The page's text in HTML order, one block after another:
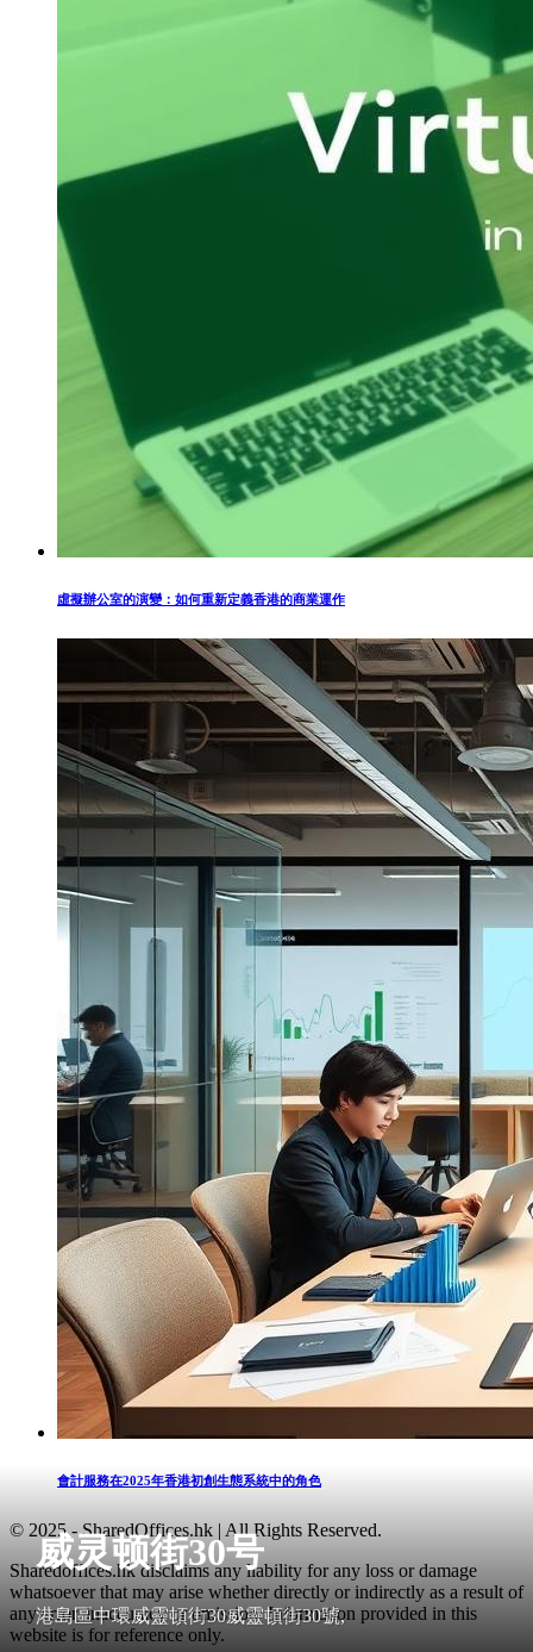
威灵顿街30号
港島區中環威靈頓街30威靈頓街30號,
虛擬辦公室的演變：如何重新定義香港的商業運作
會計服務在2025年香港初創生態系統中的角色
© 2025 - SharedOffices.hk | All Rights Reserved.
Sharedoffices.hk disclaims any liability for any loss or damage
whatsoever that may arise whether directly or indirectly as a result of
any error, inaccuracy or omission. Information provided in this
website is for reference only.